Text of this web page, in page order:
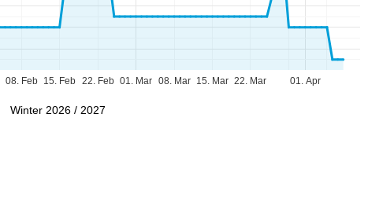
01. Mar 01. Apr
08. Feb 15. Feb 22. Feb 08. Mar 15. Mar 22. Mar
Winter 2026 / 2027